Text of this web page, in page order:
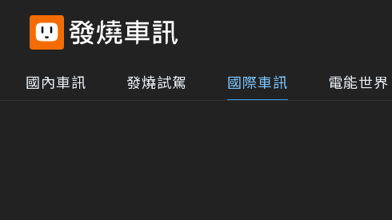
國內車訊 發燒試駕 國際車訊 電能世界